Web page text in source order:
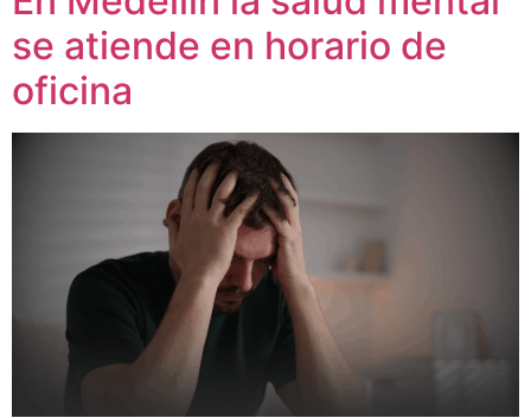
se atiende en horario de
oficina